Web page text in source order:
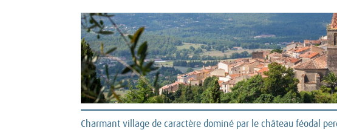
Charmant village de caractère dominé par le château féodal